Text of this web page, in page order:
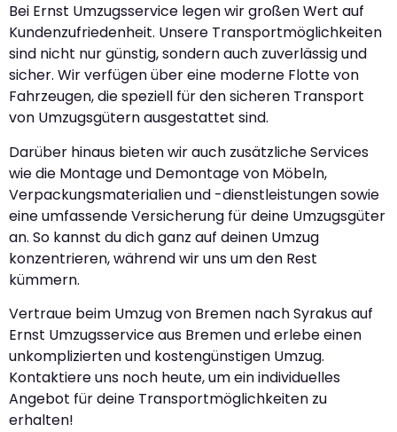
Bei Ernst Umzugsservice legen wir großen Wert auf
Kundenzufriedenheit. Unsere Transportmöglichkeiten
sind nicht nur günstig, sondern auch zuverlässig und
sicher. Wir verfügen über eine moderne Flotte von
Fahrzeugen, die speziell für den sicheren Transport
von Umzugsgütern ausgestattet sind.
Darüber hinaus bieten wir auch zusätzliche Services
wie die Montage und Demontage von Möbeln,
Verpackungsmaterialien und -dienstleistungen sowie
eine umfassende Versicherung für deine Umzugsgüter
an. So kannst du dich ganz auf deinen Umzug
konzentrieren, während wir uns um den Rest
kümmern.
Vertraue beim Umzug von Bremen nach Syrakus auf
Ernst Umzugsservice aus Bremen und erlebe einen
unkomplizierten und kostengünstigen Umzug.
Kontaktiere uns noch heute, um ein individuelles
Angebot für deine Transportmöglichkeiten zu
erhalten!